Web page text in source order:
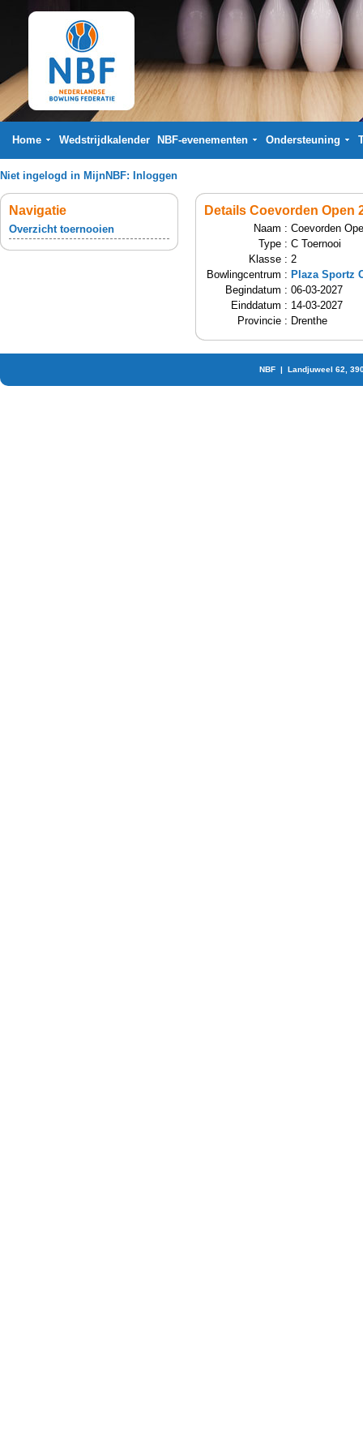
Home Wedstrijdkalender NBF-evenementen Ondersteuning
Niet ingelogd in MijnNBF: Inloggen
Navigatie
Overzicht toernooien
Details Coevorden Open
Naam : Coevorden
Type : C Toernooi
Klasse : 2
Bowlingcentrum : Plaza Sportz
Begindatum : 06-03-2027
Einddatum : 14-03-2027
Provincie : Drenthe
NBF | Landjuweel 62,